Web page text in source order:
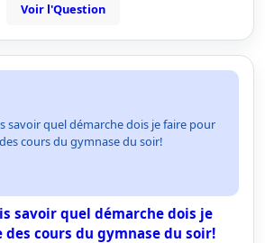
Voir l'Question
savoir quel démarche dois je faire pour
cours du gymnase du soir!
savoir quel démarche dois je
cours du gymnase du soir!